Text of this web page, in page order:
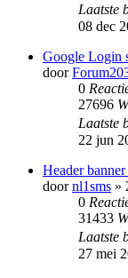
Laatste
08 dec
Google Login
door
0
27696
Laatste
22 jun
Header
doornl1sms »
0
31433
Laatste
27 mei